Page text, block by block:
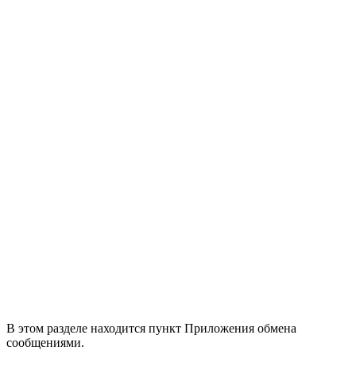
В этом разделе находится пункт Приложения обмена
сообщениями.